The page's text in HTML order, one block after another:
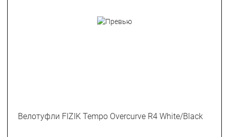
Велотуфли FIZIK Tempo Overcurve R4 White/Black